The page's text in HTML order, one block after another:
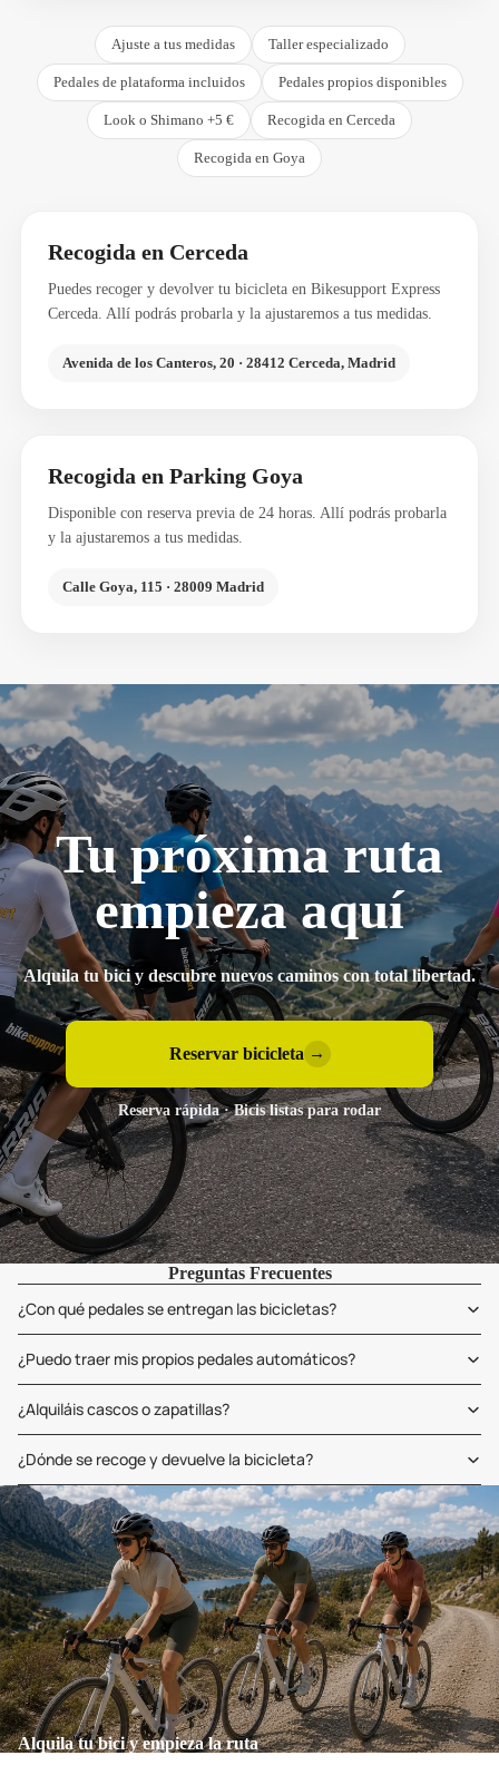
Ajuste a tus medidas Taller especializado
Pedales de plataforma incluidos Pedales propios disponibles
Look o Shimano +5 € Recogida en Cerceda
Recogida en Goya
Recogida en Cerceda
Puedes recoger y devolver tu bicicleta en Bikesupport Express
Cerceda. Allí podrás probarla y la ajustaremos a tus medidas.
Avenida de los Canteros, 20 · 28412 Cerceda, Madrid
Recogida en Parking Goya
Disponible con reserva previa de 24 horas. Allí podrás probarla
y la ajustaremos a tus medidas.
Calle Goya, 115 · 28009 Madrid
Tu próxima ruta
empieza aquí
Alquila tu bici y descubre nuevos caminos con total libertad.
Reservar bicicleta →
Reserva rápida · Bicis listas para rodar
Preguntas Frecuentes
¿Con qué pedales se entregan las bicicletas?
¿Puedo traer mis propios pedales automáticos?
¿Alquiláis cascos o zapatillas?
¿Dónde se recoge y devuelve la bicicleta?
Alquila tu bici y empieza la ruta